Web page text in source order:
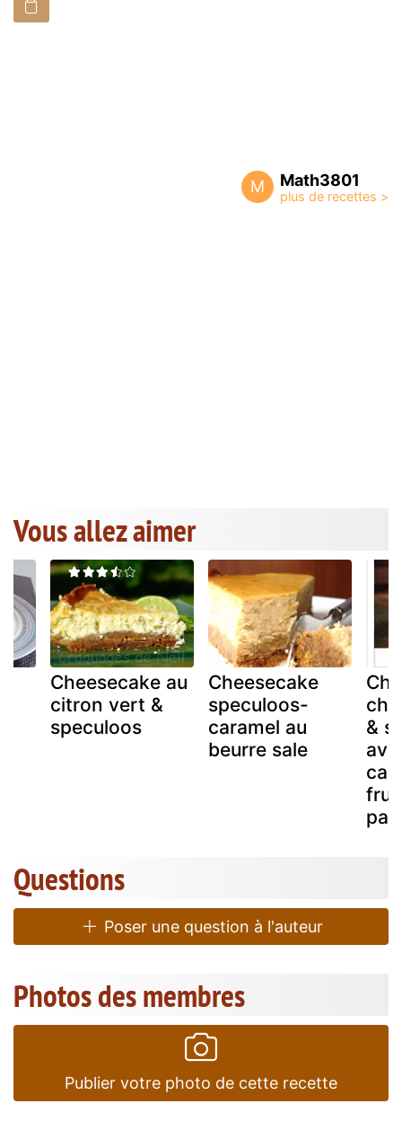
M Math3801
Vous allez aimer
Cheesecake au
citron vert &
speculoos
Cheesecake
speculoos-
caramel au
beurre sale
&
Questions
Poser une question à l'auteur
Photos des membres
Publier votre photo de cette recette